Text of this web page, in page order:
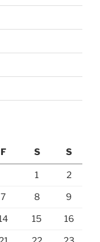
F S S
1 2
7 8 9
15 16